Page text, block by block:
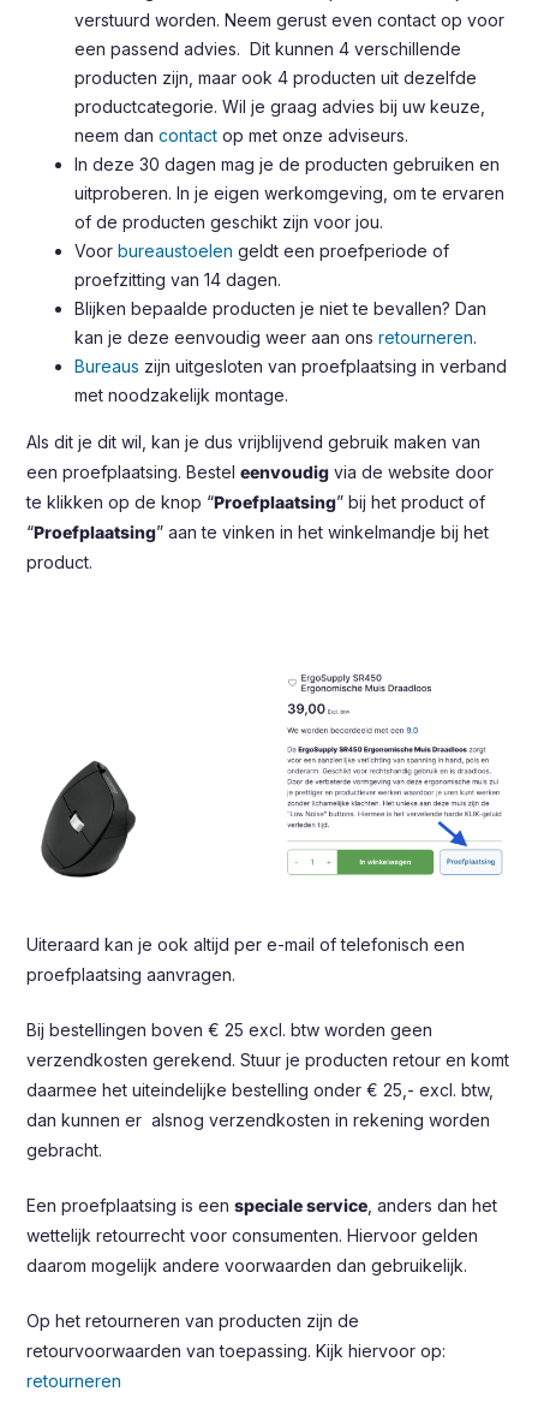
verstuurd worden. Neem gerust even contact op voor
een passend advies. Dit kunnen 4 verschillende
producten zijn, maar ook 4 producten uit dezelfde
productcategorie. Wil je graag advies bij uw keuze,
neem dancontact op met onze adviseurs.
In deze 30 dagen mag je de producten gebruiken en
uitproberen. In je eigen werkomgeving, om te ervaren
of de producten geschikt zijn voor jou.
Voorbureaustoelen geldt een proefperiode of
proefzitting van 14 dagen.
Blijken bepaalde producten je niet te bevallen? Dan
kan je deze eenvoudig weer aan onsretourneren.
Bureaus zijn uitgesloten van proefplaatsing in verband
met noodzakelijk montage.
Als dit je dit wil, kan je dus vrijblijvend gebruik maken van
een proefplaatsing. Besteleenvoudig via de website door
te klikken op de knop “Proefplaatsing” bij het product of
“Proefplaatsing” aan te vinken in het winkelmandje bij het
product.
Uiteraard kan je ook altijd per e-mail of telefonisch een
proefplaatsing aanvragen.
Bij bestellingen boven € 25 excl. btw worden geen
verzendkosten gerekend. Stuur je producten retour en komt
daarmee het uiteindelijke bestelling onder € 25,- excl. btw,
dan kunnen er alsnog verzendkosten in rekening worden
gebracht.
Een proefplaatsing is eenspeciale service , anders dan het
wettelijk retourrecht voor consumenten. Hiervoor gelden
daarom mogelijk andere voorwaarden dan gebruikelijk.
Op het retourneren van producten zijn de
retourvoorwaarden van toepassing. Kijk hiervoor op:
retourneren